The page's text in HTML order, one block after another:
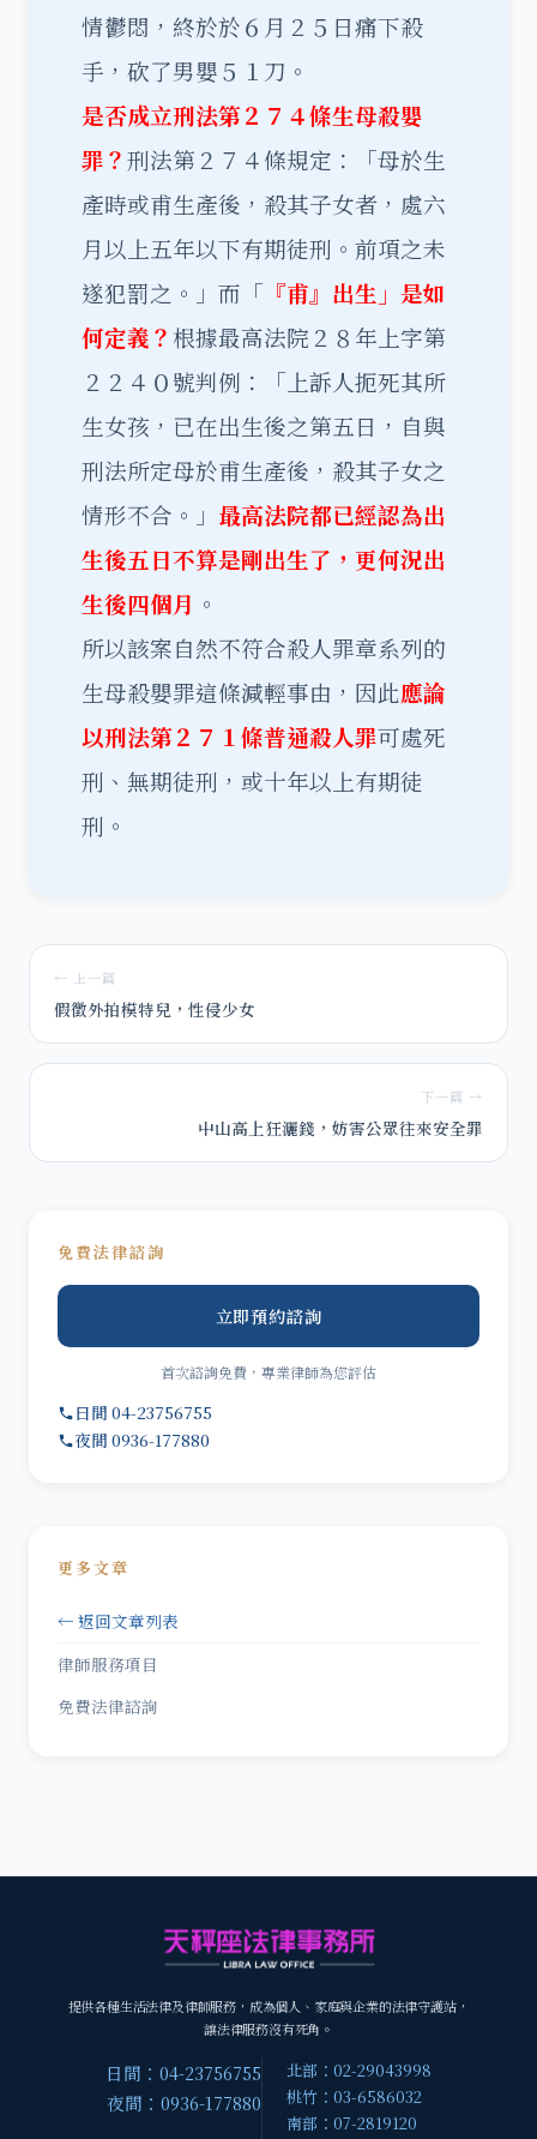
情鬱悶，終於於６月２５日痛下殺
手，砍了男嬰５１刀。
是否成立刑法第２７４條生母殺嬰
罪？刑法第２７４條規定：「母於生
產時或甫生產後，殺其子女者，處六
月以上五年以下有期徒刑。前項之未
遂犯罰之。」而「 『甫』出生」是如
何定義？ 根據最高法院２８年上字第
２２４０號判例：「上訴人扼死其所
生女孩，已在出生後之第五日，自與
刑法所定母於甫生產後，殺其子女之
情形不合。」 最高法院都已經認為出
生後五日不算是剛出生了，更何況出
生後四個月 。
所以該案自然不符合殺人罪章系列的
生母殺嬰罪這條減輕事由，因此應論
以刑法第２７１條普通殺人罪可處死
刑、無期徒刑，或十年以上有期徒
刑。
← 上一篇
假徵外拍模特兒，性侵少女
下一篇 →
中山高上狂灑錢，妨害公眾往來安全罪
免費法律諮詢
立即預約諮詢
首次諮詢免費，專業律師為您評估
日間 04-23756755
夜間 0936-177880
更多文章
← 返回文章列表
律師服務項目
免費法律諮詢
提供各種生活法律及律師服務，成為個人、家庭與企業的法律守護站，
讓法律服務沒有死角。
日間：04-23756755
夜間：0936-177880
北部：02-29043998
桃竹：03-6586032
南部：07-2819120